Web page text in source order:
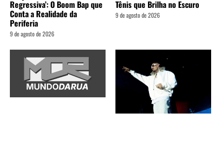
Regressiva’: O Boom Bap que
Conta a Realidade da
Periferia
9 de agosto de 2026
Tênis que Brilha no Escuro
9 de agosto de 2026